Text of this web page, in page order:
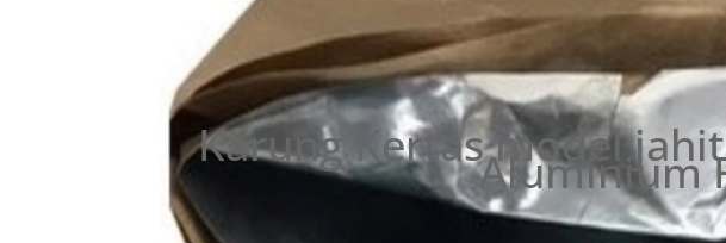
Karung Kertas model
Aluminium